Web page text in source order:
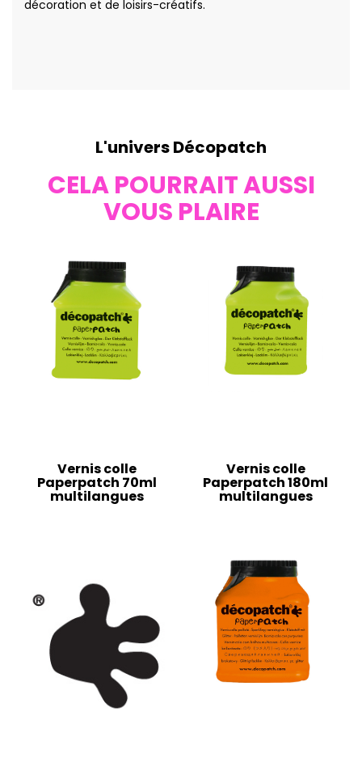
décoration et de loisirs-créatifs.
L'univers Décopatch
CELA POURRAIT AUSSI
VOUS PLAIRE
Vernis colle
Paperpatch 70ml
multilangues
Vernis colle
Paperpatch 180ml
multilangues